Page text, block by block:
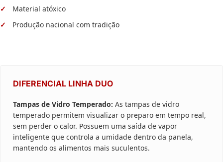
Material atóxico
Produção nacional com tradição
DIFERENCIAL LINHA DUO
Tampas de Vidro Temperado: As tampas de vidro
temperado permitem visualizar o preparo em tempo real,
sem perder o calor. Possuem uma saída de vapor
inteligente que controla a umidade dentro da panela,
mantendo os alimentos mais suculentos.